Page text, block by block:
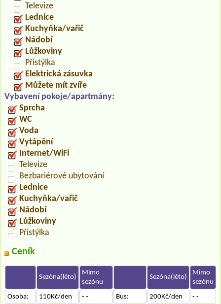
Televize
Lednice
Kuchyňka/vařič
Nádobí
Lůžkoviny
Přistýlka
Elektrická zásuvka
Můžete mít zvíře
Vybavení pokoje/apartmány:
Sprcha
WC
Voda
Vytápění
Internet/WiFi
Televize
Bezbariérové ubytování
Lednice
Kuchyňka/vařič
Nádobí
Lůžkoviny
Přistýlka
Ceník
Sezóna(léto)
Mimo
sezónu
Sezóna(léto)
Mimo
sezónu
Osoba:
110Kč/den - - Bus: 200Kč/den
- -